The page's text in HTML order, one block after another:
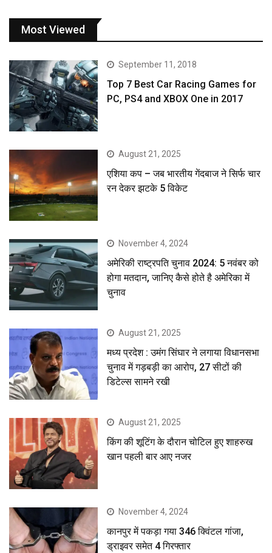
Most Viewed
September 11, 2018
Top 7 Best Car Racing Games for
PC, PS4 and XBOX One in 2017
August 21, 2025
एशिया कप – जब भारतीय गेंदबाज ने सिर्फ चार
रन देकर झटके 5 विकेट
November 4, 2024
अमेरिकी राष्ट्रपति चुनाव 2024: 5 नवंबर को
होगा मतदान, जानिए कैसे होते है अमेरिका में
चुनाव
August 21, 2025
मध्य प्रदेश : उमंग सिंघार ने लगाया विधानसभा
चुनाव में गड़बड़ी का आरोप, 27 सीटों की
डिटेल्स सामने रखी
August 21, 2025
किंग की शूटिंग के दौरान चोटिल हुए शाहरुख
खान पहली बार आए नजर
November 4, 2024
कानपुर में पकड़ा गया 346 क्विंटल गांजा,
ड्राइवर समेत 4 गिरफ्तार